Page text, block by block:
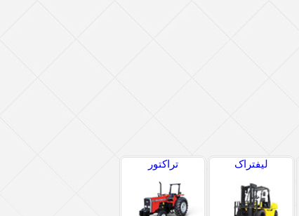
لیفتراک تراکتور